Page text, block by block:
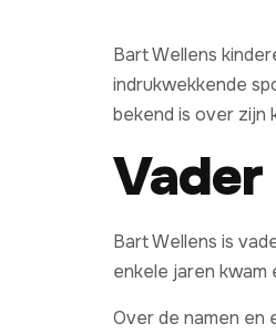
Bart Wellens
indrukwekkende
bekend is over zijn
Bart Wellens is
enkele jaren kwam
Over de namen en